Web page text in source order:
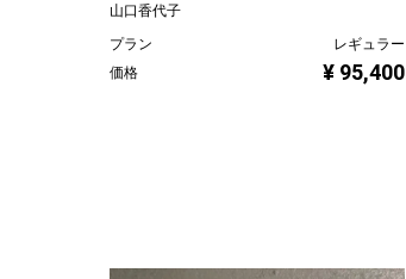
山口香代子
プラン
レギュラー
価格
¥ 95,400